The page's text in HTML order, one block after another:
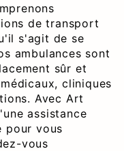
de transport
s'agit de se
ambulances sont
sûr et
cliniques
Avec Art
assistance
pour vous
vous